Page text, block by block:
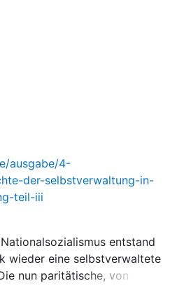
ausgabe/4-
der-selbstverwaltung-in-
teil-iii
entstand
wieder eine selbstverwaltete
nun paritätische, von